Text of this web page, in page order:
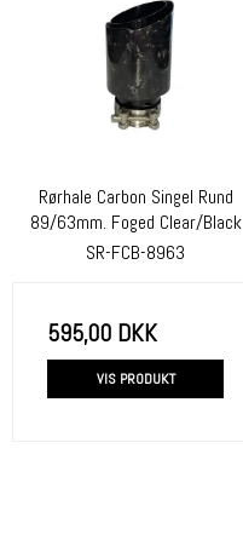
Rørhale Carbon Singel Rund
89/63mm. Foged Clear/Black
SR-FCB-8963
595,00 DKK
VIS PRODUKT